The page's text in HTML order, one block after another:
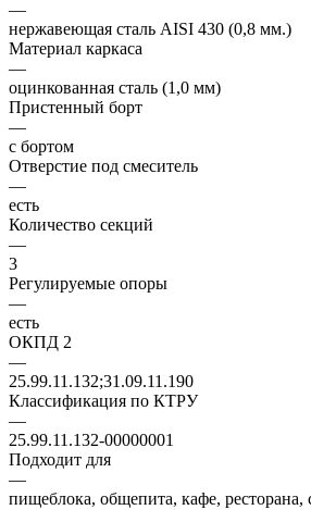
—
нержавеющая сталь AISI 430 (0,8 мм.)
Материал каркаса
—
оцинкованная сталь (1,0 мм)
Пристенный борт
—
с бортом
Отверстие под смеситель
—
есть
Количество секций
—
3
Регулируемые опоры
—
есть
ОКПД 2
—
25.99.11.132;31.09.11.190
Классификация по КТРУ
—
25.99.11.132-00000001
Подходит для
—
пищеблока, общепита, кафе, ресторана,